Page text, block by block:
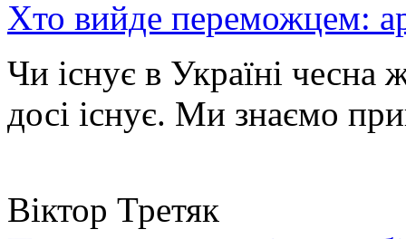
Хто вийде переможцем:
Чи існує в Україні чесна
досі існує. Ми знаємо
Віктор Третяк